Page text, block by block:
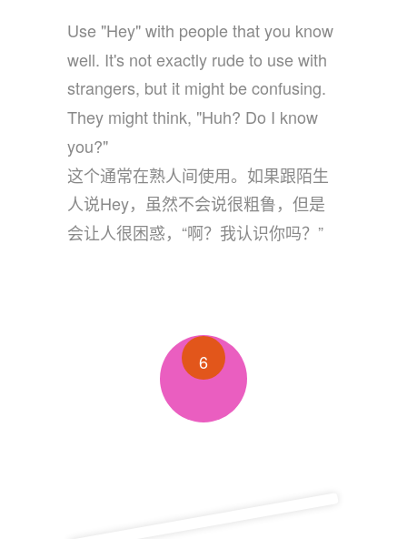
Use "Hey" with people that you know
well. It's not exactly rude to use with
strangers, but it might be confusing.
They might think, "Huh? Do I know
you?"
这个通常在熟人间使用。如果跟陌生
人说Hey，虽然不会说很粗鲁，但是
会让人很困惑，“啊？我认识你吗？”
6